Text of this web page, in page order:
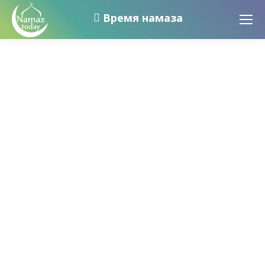
Время намаза